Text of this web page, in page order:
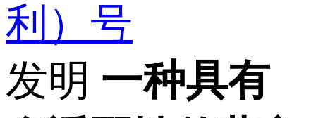
利）号
发明 一种具有